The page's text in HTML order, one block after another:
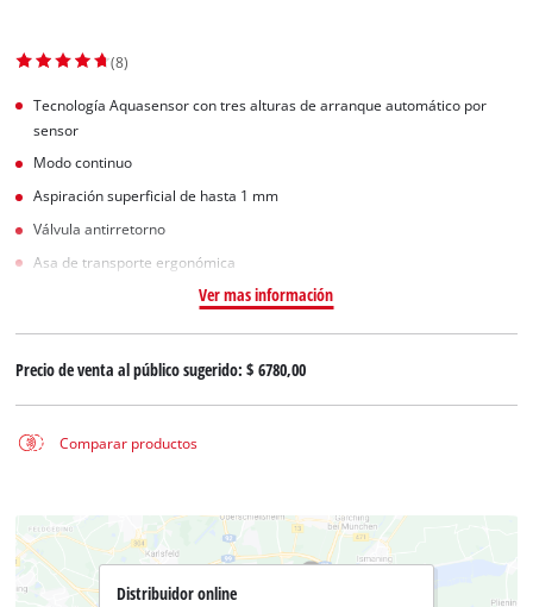
(8)
Tecnología Aquasensor con tres alturas de arranque automático por
sensor
Modo continuo
Aspiración superficial de hasta 1 mm
Válvula antirretorno
Asa de transporte ergonómica
Ver mas información
Precio de venta al público sugerido:$ 6780,00
Comparar productos
Distribuidor online